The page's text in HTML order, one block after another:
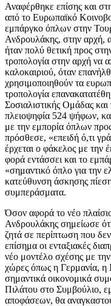
Αναφέρθηκε επίσης και
από το Ευρωπαϊκό
εμπάργκο όπλων στην
Ανδρουλάκης, στην αρχή,
ήταν πολύ θετική προς
τροπολογία στην αρχή να
καλοκαιριού, όταν
χρησιμοποιηθούν τα
τροπολογία
Σοσιαλιστικής Ομάδας
πλειοψηφία 524 ψήφων,
με την εμπορία όπλων
πρόσθεσε, «επειδή ό,τι
έρχεται ο φάκελος με την
φορά εντάσσει και το
«σημαντικό όπλο για την
κατεύθυνση άσκησης
συμπεράσματα.
Όσον αφορά το νέο
Ανδρουλάκης σημείωσε
ζητά σε περίπτωση που
επίσημα οι ενταξιακές
νέο μοντέλο σχέσης με
χώρες όπως η Γερμανία, η
σημαντικά οικονομικά
Πιλάτου στο Συμβούλιο,
αποφάσεων, θα